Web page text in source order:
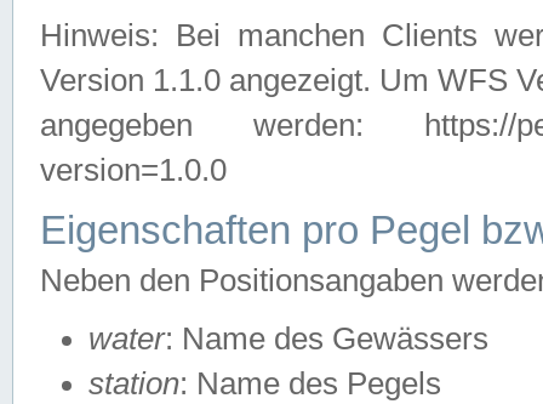
Hinweis: Bei manchen Clients
Version 1.1.0 angezeigt. Um WFS
angegeben werden: https://
version=1.0.0
Eigenschaften pro Pegel
Neben den Positionsangaben
water: Name des Gewässers
station: Name des Pegels